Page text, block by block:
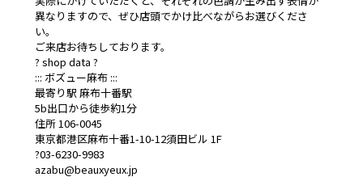
異なりますので、ぜひ店頭でかけ比べながらお選びくださ
い。
ご来店お待ちしております。
? shop data ?
::: ボズュー麻布 :::
最寄り駅 麻布十番駅
5b出口から徒歩約1分
住所 106-0045
東京都港区麻布十番1-10-12須田ビル 1F
?03-6230-9983
azabu@beauxyeux.jp